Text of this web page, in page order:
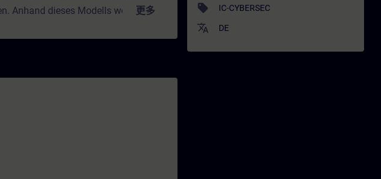
Anhand dieses Modells werden
die Teilnehmenden ihr
direkt in der Praxis
更多 sell IC-CYBERSEC
translate DE